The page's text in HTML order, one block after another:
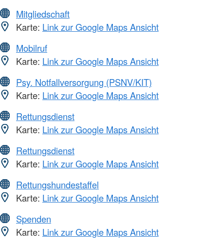
Mitgliedschaft
Karte: Link zur Google Maps Ansicht
Mobilruf
Karte: Link zur Google Maps Ansicht
Psy. Notfallversorgung (PSNV/KIT)
Karte: Link zur Google Maps Ansicht
Rettungsdienst
Karte: Link zur Google Maps Ansicht
Rettungsdienst
Karte: Link zur Google Maps Ansicht
Rettungshundestaffel
Karte: Link zur Google Maps Ansicht
Spenden
Karte: Link zur Google Maps Ansicht